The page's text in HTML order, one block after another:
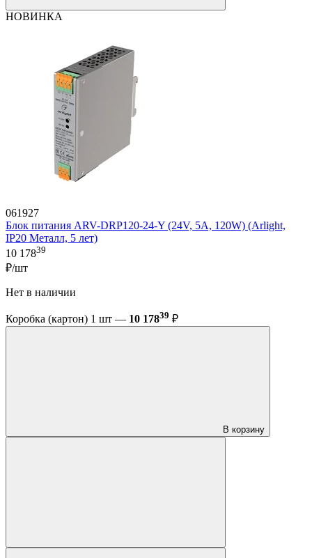
НОВИНКА
061927
Блок питания ARV-DRP120-24-Y (24V, 5A, 120W) (Arlight,
IP20 Металл, 5 лет)
10 17839
₽/шт
Нет в наличии
Коробка (картон) 1 шт — 10 17839 ₽
В корзину